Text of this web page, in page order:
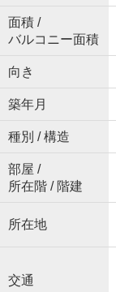
面積 /
バルコニー面積
向き
築年月
種別 / 構造
部屋 /
所在階 / 階建
所在地
交通